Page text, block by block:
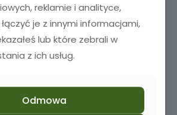
Sold out
reklamie i analityce,
je z innymi informacjami,
lub które zebrali w
z ich usług.
Odmowa